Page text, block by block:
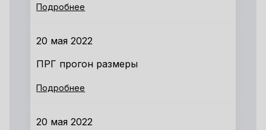
Подробнее
20 мая 2022
ПРГ прогон размеры
Подробнее
20 мая 2022